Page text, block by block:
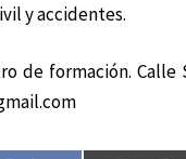
y accidentes.
de formación. Calle